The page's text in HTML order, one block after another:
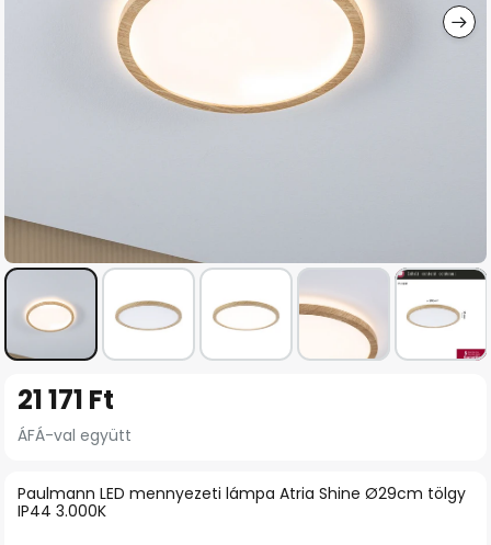
képgaléria
Paulmann LED mennyezeti lámpa Atria Shine Ø29cm tölgy
IP44 3.000K
21 171 Ft
ÁFÁ-val együtt